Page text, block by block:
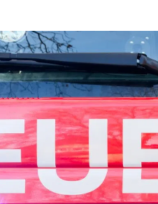
Lokales
Partner
Sport